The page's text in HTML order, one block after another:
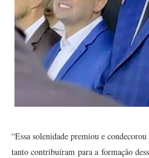
“Essa solenidade premiou e
tanto contribuíram para a formação